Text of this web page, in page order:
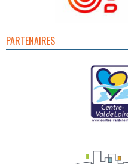
PARTENAIRES